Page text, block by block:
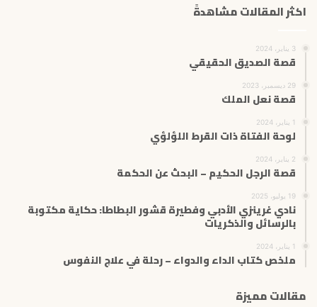
اكثر المقالات مشاهدةً
3 يناير، 2024
قصة الصديق الحقيقي
29 ديسمبر، 2023
قصة نعل الملك
1 يناير، 2024
لوحة الفتاة ذات القرط اللؤلؤي
2 يناير، 2024
قصة الرجل الحكيم – البحث عن الحكمة
19 يوليو، 2025
نادي غرينزي الأدبي وفطيرة قشور البطاطا: حكاية مكتوبة
بالرسائل والذكريات
1 يناير، 2024
ملخص كتاب الداء والدواء – رحلة في علاج النفوس
مقالات مميزة